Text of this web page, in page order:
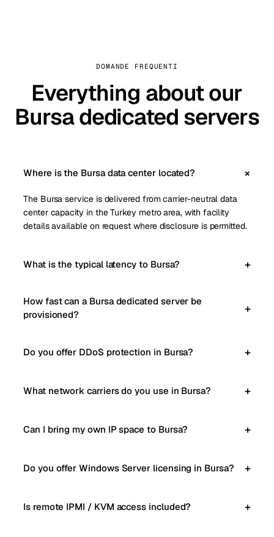
DOMANDE FREQUENTI
Everything about our
Bursa dedicated servers
Where is the Bursa data center located?
The Bursa service is delivered from carrier-neutral data
center capacity in the Turkey metro area, with facility
details available on request where disclosure is permitted.
What is the typical latency to Bursa?
How fast can a Bursa dedicated server be
provisioned?
Do you offer DDoS protection in Bursa?
What network carriers do you use in Bursa?
Can I bring my own IP space to Bursa?
Do you offer Windows Server licensing in Bursa?
Is remote IPMI / KVM access included?